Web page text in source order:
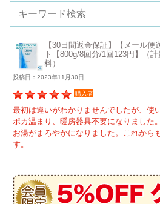
【30日間返金保証】【メール
ト【800g/8回分/1回123円】（
料）
投稿日：2023年11月30日
購入者
最初は違いがわかりませんでしたが、使
ポカ温まり、暖房器具不要になりました
お湯がまろやかになりました。これから
す。